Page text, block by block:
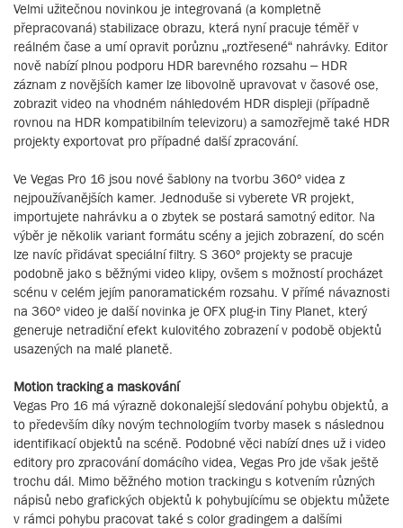
Velmi užitečnou novinkou je integrovaná (a kompletně
přepracovaná) stabilizace obrazu, která nyní pracuje téměř v
reálném čase a umí opravit porůznu „roztřesené“ nahrávky. Editor
nově nabízí plnou podporu HDR barevného rozsahu – HDR
záznam z novějších kamer lze libovolně upravovat v časové ose,
zobrazit video na vhodném náhledovém HDR displeji (případně
rovnou na HDR kompatibilním televizoru) a samozřejmě také HDR
projekty exportovat pro případné další zpracování.
Ve Vegas Pro 16 jsou nové šablony na tvorbu 360º videa z
nejpoužívanějších kamer. Jednoduše si vyberete VR projekt,
importujete nahrávku a o zbytek se postará samotný editor. Na
výběr je několik variant formátu scény a jejich zobrazení, do scén
lze navíc přidávat speciální filtry. S 360º projekty se pracuje
podobně jako s běžnými video klipy, ovšem s možností procházet
scénu v celém jejím panoramatickém rozsahu. V přímé návaznosti
na 360º video je další novinka je OFX plug-in Tiny Planet, který
generuje netradiční efekt kulovitého zobrazení v podobě objektů
usazených na malé planetě.
Motion tracking a maskování
Vegas Pro 16 má výrazně dokonalejší sledování pohybu objektů, a
to především díky novým technologiím tvorby masek s následnou
identifikací objektů na scéně. Podobné věci nabízí dnes už i video
editory pro zpracování domácího videa, Vegas Pro jde však ještě
trochu dál. Mimo běžného motion trackingu s kotvením různých
nápisů nebo grafických objektů k pohybujícímu se objektu můžete
v rámci pohybu pracovat také s color gradingem a dalšími